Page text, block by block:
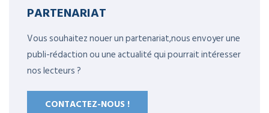
PARTENARIAT
Vous souhaitez nouer un partenariat,nous envoyer une
publi-rédaction ou une actualité qui pourrait intéresser
nos lecteurs ?
CONTACTEZ-NOUS !